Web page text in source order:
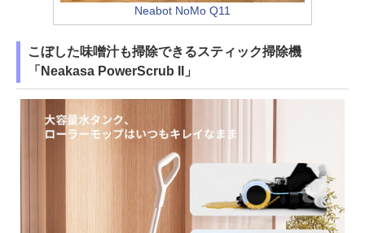
Neabot NoMo Q11
こぼした味噌汁も掃除できるスティック掃除機
「Neakasa PowerScrub II」